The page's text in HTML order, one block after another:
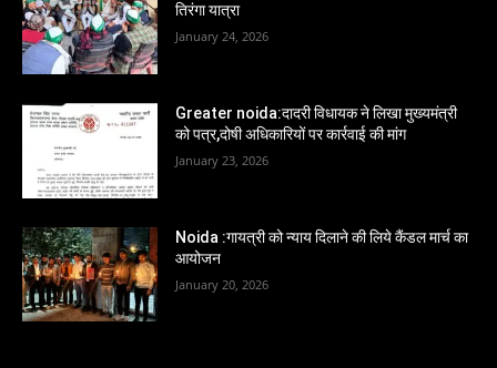
तिरंगा यात्रा
January 24, 2026
Greater noida:दादरी विधायक ने लिखा मुख्यमंत्री
को पत्र,दोषी अधिकारियों पर कार्रवाई की मांग
January 23, 2026
Noida :गायत्री को न्याय दिलाने की लिये कैंडल मार्च का
आयोजन
January 20, 2026